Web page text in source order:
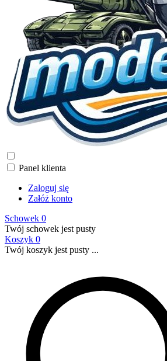
Panel klienta
Zaloguj się
Załóż konto
Schowek 0
Twój schowek jest pusty
Koszyk 0
Twój koszyk jest pusty ...